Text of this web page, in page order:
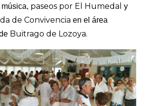
música, paseos por El Humedal y
de Convivencia en el área
Buitrago de Lozoya.